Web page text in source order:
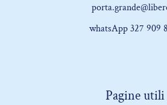
whatsApp 327 909
Pagine utili